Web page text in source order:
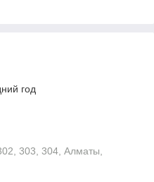
год
303, 304, Алматы,